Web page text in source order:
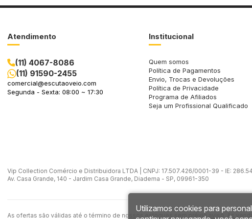
Atendimento
(11) 4067-8086
(11) 91590-2455
comercial@escutaoveio.com
Segunda - Sexta: 08:00 ~ 17:30
Institucional
Quem somos
Política de Pagamentos
Envio, Trocas e Devoluções
Política de Privacidade
Programa de Afiliados
Seja um Profissional Qualificado
Vip Collection Comércio e Distribuidora LTDA | CNPJ: 17.507.426/0001-39 - IE:
Av. Casa Grande, 140 - Jardim Casa Grande, Diadema - SP, 09961-350
As ofertas são válidas até o término de nossos estoques sem prévio aviso. As
Utilizamos cookies para